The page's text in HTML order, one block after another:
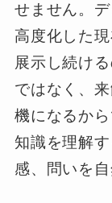
せません。
高度化した
展示し続け
ではなく、
機になるか
知識を理解
感、問いを